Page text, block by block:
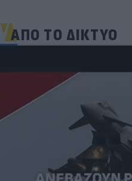
ΑΠΟ ΤΟ ΔΙΚΤΥΟ